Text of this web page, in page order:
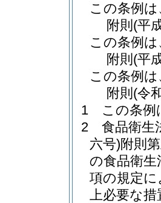
この条例
附則 (平
この条例
附則 (平
この条例
附則 (令
1
この条例
2
食品衛生
六号)附則
の食品衛生
項の規定
上必要な